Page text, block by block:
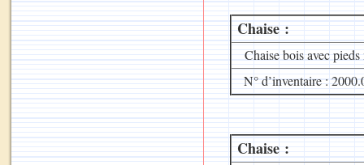
Chaise :
Chaise bois avec pieds
N° d’inventaire :
Chaise :